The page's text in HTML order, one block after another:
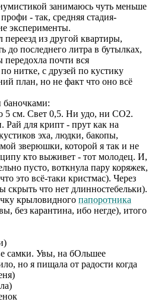
занимаюсь чуть меньше
- так, средняя стадия-
эксперименты.
из другой квартиры,
до последнего литра в бутылках,
почти вся
нитке, с друзей по кустику
план, но не факт что оно всё
5 см. Свет 0,5. Ни удо, ни СО2.
Рай для крипт - прут как на
эха, людки, бакопы,
зверюшки, которой я так и не
кто выживет - тот молодец. И,
пусто, воткнула пару коряжек,
это всё-таки кристмас). Через
скрыть что нет длинностебельки).
крыловидного папоротника
без карантина, ибо негде), итого
самки. Увы, на бОльшее
но я пищала от радости когда